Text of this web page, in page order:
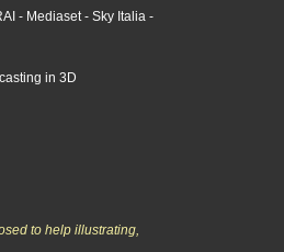
- Mediaset- Sky Italia -
in 3D
to help illustrating,